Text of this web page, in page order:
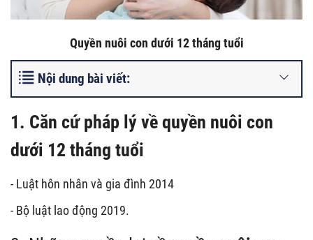
Quyền nuôi con dưới 12 tháng tuổi
Nội dung bài viết:
1. Căn cứ pháp lý về quyền nuôi con
dưới 12 tháng tuổi
- Luật hôn nhân và gia đình 2014
- Bộ luật lao động 2019.